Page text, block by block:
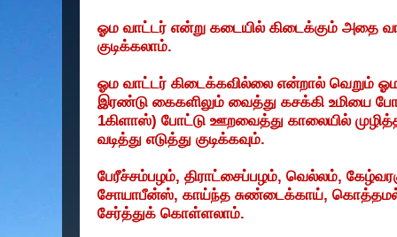
ஓம வாட்டர் என்று கடையில் கிடைக்கும் அதை
குடிக்கலாம்.
ஓம வாட்டர் கிடைக்கவில்லை என்றால் வெறும்
இரண்டு கைகளிலும் வைத்து கசக்கி உமியை
1கிளாஸ்) போட்டு ஊறவைத்து காலையில்
வடித்து எடுத்து குடிக்கவும்.
பேரீச்சம்பழம், திராட்சைப்பழம், வெல்லம்,
சோயாபீன்ஸ், காய்ந்த சுண்டைக்காய்,
சேர்த்துக் கொள்ளலாம்.